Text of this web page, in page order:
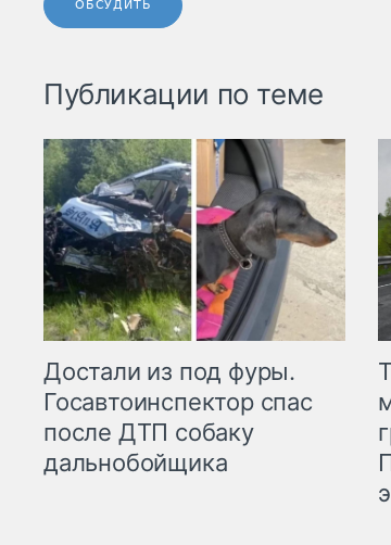
ОБСУДИТЬ
Публикации по теме
Достали из под фуры.
Госавтоинспектор спас
после ДТП собаку
дальнобойщика